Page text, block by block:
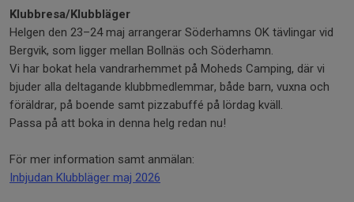
Klubbresa/Klubbläger
Helgen den 23–24 maj arrangerar Söderhamns OK tävlingar vid
Bergvik, som ligger mellan Bollnäs och Söderhamn.
Vi har bokat hela vandrarhemmet på Moheds Camping, där vi
bjuder alla deltagande klubbmedlemmar, både barn, vuxna och
föräldrar, på boende samt pizzabuffé på lördag kväll.
Passa på att boka in denna helg redan nu!
För mer information samt anmälan:
Inbjudan Klubbläger maj 2026